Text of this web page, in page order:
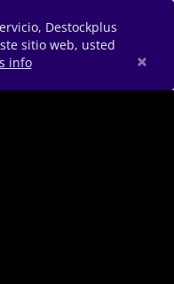
Destockplus
sitio web, usted
info ×